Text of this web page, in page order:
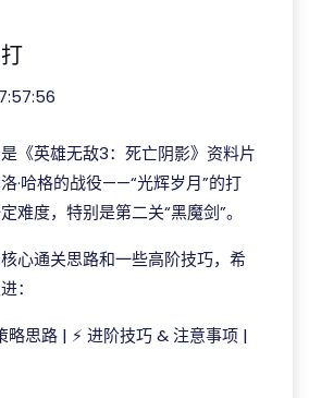
《英雄无敌3：死亡阴影》资料片
·哈格的战役——“光辉岁月”的打
难度，特别是第二关“黑魔剑”。
心通关思路和一些高阶技巧，希
：
思路 | ⚡ 进阶技巧 & 注意事项 |